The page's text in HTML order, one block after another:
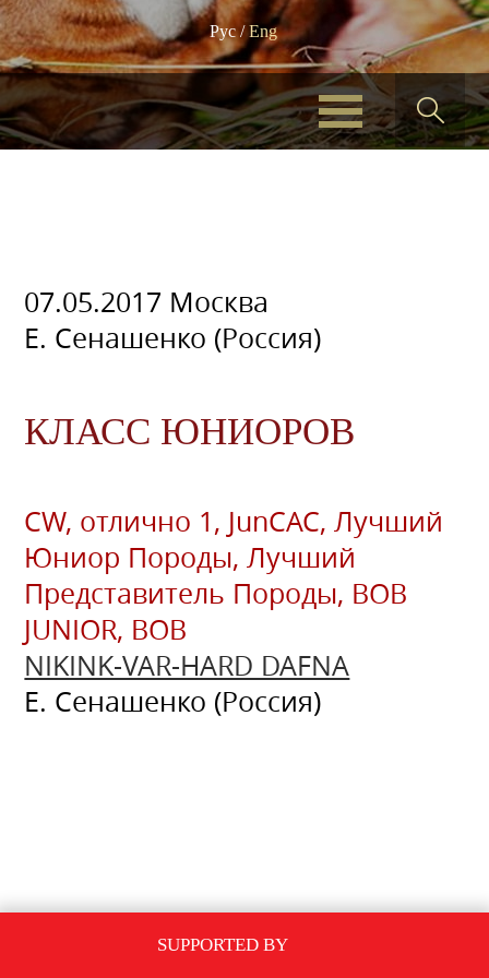
Рус/Eng
07.05.2017 Москва
Е. Сенашенко (Россия)
КЛАСС ЮНИОРОВ
CW, отлично 1, JunCAC, Лучший
Юниор Породы, Лучший
Представитель Породы, BOВ
JUNIOR, BOВ
NIKINK-VAR-HARD DAFNA
Е. Сенашенко (Россия)
SUPPORTED BY